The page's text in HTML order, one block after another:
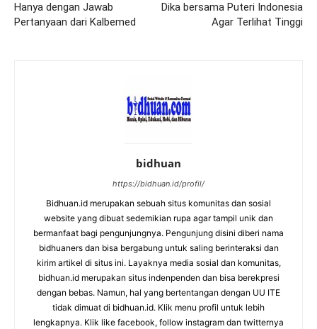
Hanya dengan Jawab
Pertanyaan dari Kalbemed
Dika bersama Puteri Indonesia
Agar Terlihat Tinggi
bidhuan
https://bidhuan.id/profil/
Bidhuan.id merupakan sebuah situs komunitas dan sosial
website yang dibuat sedemikian rupa agar tampil unik dan
bermanfaat bagi pengunjungnya. Pengunjung disini diberi nama
bidhuaners dan bisa bergabung untuk saling berinteraksi dan
kirim artikel di situs ini. Layaknya media sosial dan komunitas,
bidhuan.id merupakan situs indenpenden dan bisa berekpresi
dengan bebas. Namun, hal yang bertentangan dengan UU ITE
tidak dimuat di bidhuan.id. Klik menu profil untuk lebih
lengkapnya. Klik like facebook, follow instagram dan twitternya